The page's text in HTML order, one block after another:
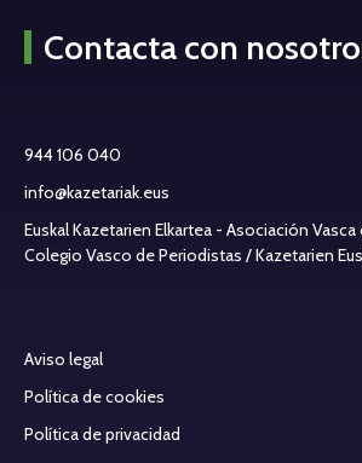
Contacta con
944 106 040
info@kazetariak.eus
Euskal Kazetarien Elkartea - Asociación
Colegio Vasco de Periodistas / Kazetarien
Aviso legal
Política de cookies
Política de privacidad